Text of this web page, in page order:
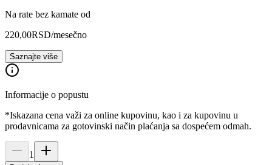
Na rate bez kamate od
220,00RSD/mesečno
Saznajte više
Informacije o popustu
*Iskazana cena važi za online kupovinu, kao i za kupovinu u
prodavnicama za gotovinski način plaćanja sa dospećem odmah.
1